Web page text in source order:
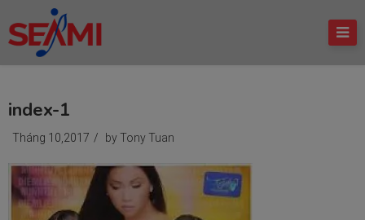
index-1
Tháng 10,2017 / by Tony Tuan